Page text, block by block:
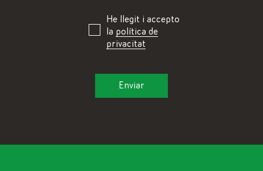
He llegit i accepto
la política de
privacitat